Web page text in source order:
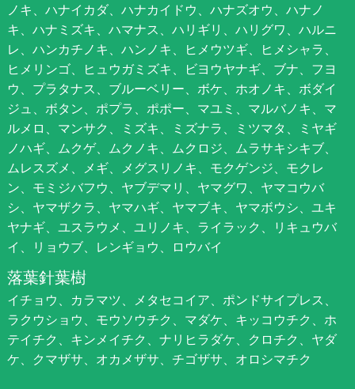
ノキ、ハナイカダ、ハナカイドウ、ハナズオウ、ハナノ
キ、ハナミズキ、ハマナス、ハリギリ、ハリグワ、ハルニ
レ、ハンカチノキ、ハンノキ、ヒメウツギ、ヒメシャラ、
ヒメリンゴ、ヒュウガミズキ、ビヨウヤナギ、ブナ、フヨ
ウ、プラタナス、ブルーベリー、ボケ、ホオノキ、ボダイ
ジュ、ボタン、ポプラ、ポポー、マユミ、マルバノキ、マ
ルメロ、マンサク、ミズキ、ミズナラ、ミツマタ、ミヤギ
ノハギ、ムクゲ、ムクノキ、ムクロジ、ムラサキシキブ、
ムレスズメ、メギ、メグスリノキ、モクゲンジ、モクレ
ン、モミジバフウ、ヤブデマリ、ヤマグワ、ヤマコウバ
シ、ヤマザクラ、ヤマハギ、ヤマブキ、ヤマボウシ、ユキ
ヤナギ、ユスラウメ、ユリノキ、ライラック、リキュウバ
イ、リョウブ、レンギョウ、ロウバイ
落葉針葉樹
イチョウ、カラマツ、メタセコイア、ポンドサイプレス、
ラクウショウ、モウソウチク、マダケ、キッコウチク、ホ
テイチク、キンメイチク、ナリヒラダケ、クロチク、ヤダ
ケ、クマザサ、オカメザサ、チゴザサ、オロシマチク